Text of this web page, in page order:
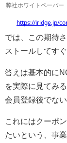
弊社ホワイトペーパー
https://iridge.jp/
では、この期待
ストールしてす
答えは基本的に
を実際に見てみ
会員登録後でな
これにはクーポ
たいという、事